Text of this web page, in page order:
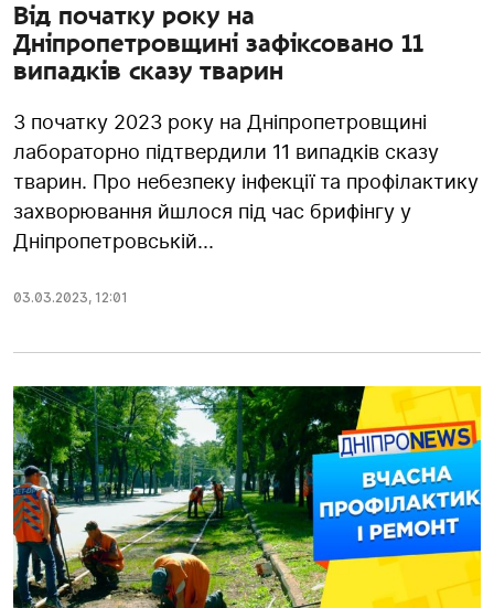
Від початку року на
Дніпропетровщині зафіксовано 11
випадків сказу тварин
З початку 2023 року на Дніпропетровщині
лабораторно підтвердили 11 випадків сказу
тварин. Про небезпеку інфекції та профілактику
захворювання йшлося під час брифінгу у
Дніпропетровській...
03.03.2023, 12:01